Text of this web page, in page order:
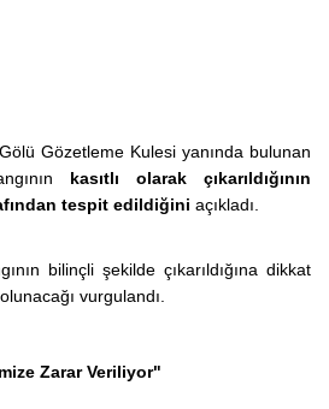
Gözetleme Kulesi yanında bulunan
kasıtlı olarak çıkarıldığının
tespit edildiğini açıkladı.
bilinçli şekilde çıkarıldığına dikkat
vurgulandı.
Zarar Veriliyor"